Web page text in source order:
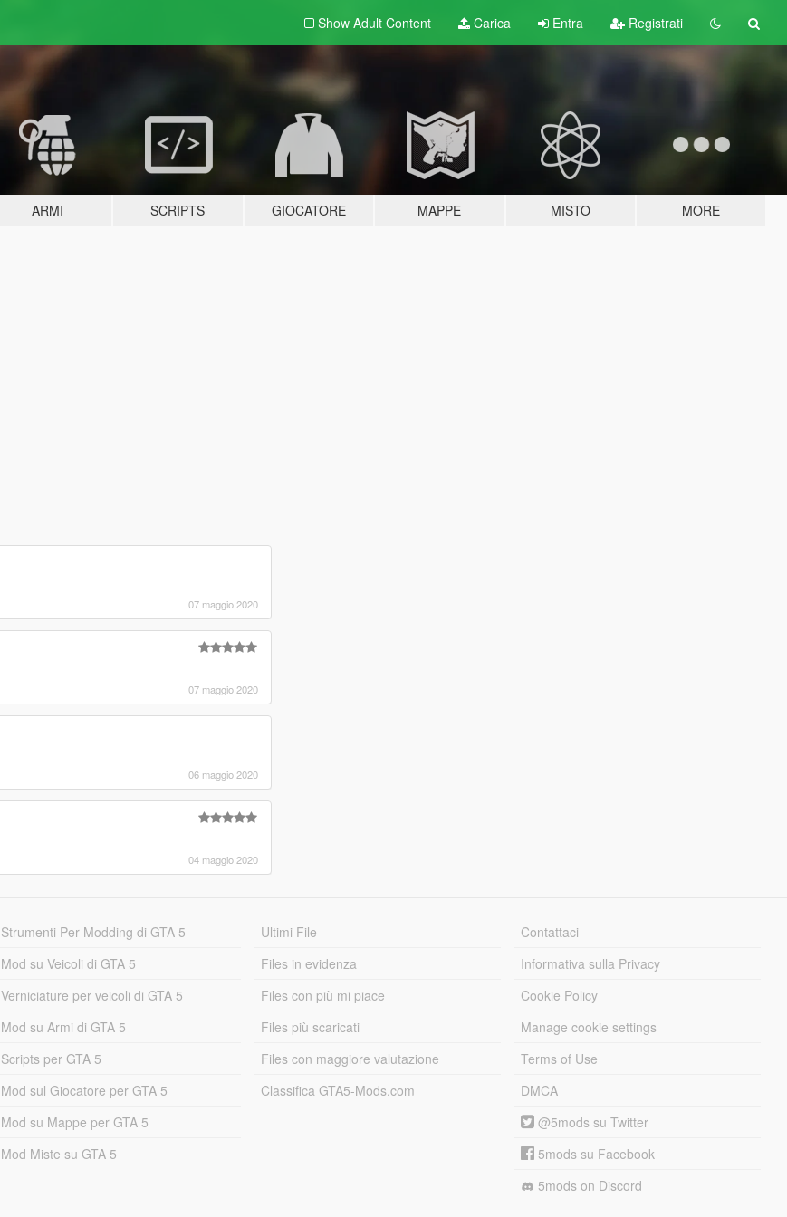
Show Adult Content Carica Entra Registrati
ARMI SCRIPTS GIOCATORE MAPPE MISTO MORE
07 maggio 2020
07 maggio 2020
06 maggio 2020
04 maggio 2020
Strumenti Per Modding di GTA 5
Mod su Veicoli di GTA 5
Verniciature per veicoli di GTA 5
Mod su Armi di GTA 5
Scripts per GTA 5
Mod sul Giocatore per GTA 5
Mod su Mappe per GTA 5
Mod Miste su GTA 5
Ultimi File
Files in evidenza
Files con più mi piace
Files più scaricati
Files con maggiore valutazione
Classifica GTA5-Mods.com
Contattaci
Informativa sulla Privacy
Cookie Policy
Manage cookie settings
Terms of Use
DMCA
@5mods su Twitter
5mods su Facebook
5mods on Discord